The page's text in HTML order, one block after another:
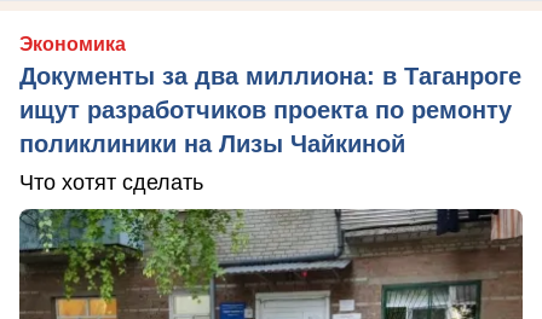
Экономика
Документы за два миллиона: в Таганроге
ищут разработчиков проекта по ремонту
поликлиники на Лизы Чайкиной
Что хотят сделать